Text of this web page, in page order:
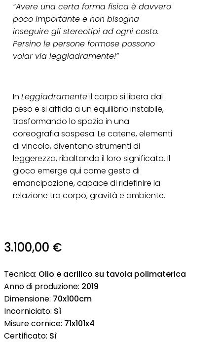
“Avere una certa forma fisica è davvero
poco importante e non bisogna
inseguire gli stereotipi ad ogni costo.
Persino le persone formose possono
volar via leggiadramente!”
InLeggiadramenteil corpo si libera dal
peso e si affida a un equilibrio instabile,
trasformando lo spazio in una
coreografia sospesa. Le catene, elementi
di vincolo, diventano strumenti di
leggerezza, ribaltando il loro significato. Il
gioco emerge qui come gesto di
emancipazione, capace di ridefinire la
relazione tra corpo, gravità e ambiente.
3.100,00 €
Tecnica: Olio e acrilico su tavola polimaterica
Anno di produzione: 2019
Dimensione: 70x100cm
Incorniciato: Sì
Misure cornice: 71x101x4
Certificato: Sì